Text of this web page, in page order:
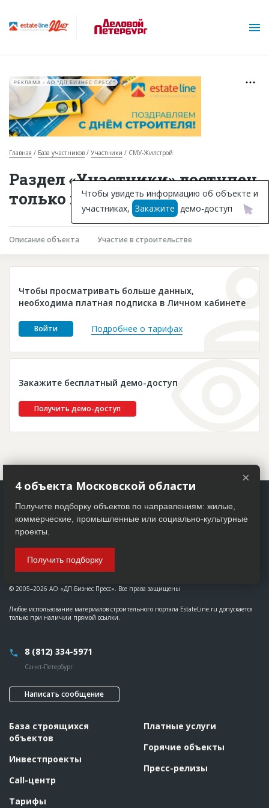
Горячие объекты
База строящихся объектов
Инвестпроекты
Глоссарий
Платные услуги
Пресс-релизы
РЕКЛАМА • АО "ДП БИЗНЕС ПРЕСС"
Главная База участников Участники СМУ-Жилстрой
Раздел «Участники» доступен
только подписчикам
Описание объекта Участие в строительстве
Чтобы просматривать больше данных,
необходима платная подписка в Личном кабинете
Войти Подробнее о тарифах
Закажите бесплатный демо-доступ
Получить демо-доступ
Чтобы увидеть информацию об объекте и
участниках, Закажите демо-доступ
© 2005–2026 АО «ДП Бизнес Пресс». Все права защищены
Любое использование материалов строительного портала EstateLine.ru допускается
только при наличии прямой ссылки.
8 (812) 334-5971
Санкт-Петербург
Написать сообщение
База строящихся
объектов
Инвестпроекты
Call-центр
Тарифы
Платные услуги
Горячие объекты
Пресс-релизы
×
4 объекта Московской области
Получите подборку объектов по направлениям: жилые,
коммерческие, промышленные или социально-культурные
проекты.
Получить подборку